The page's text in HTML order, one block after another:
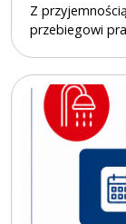
Z
przebiegowi